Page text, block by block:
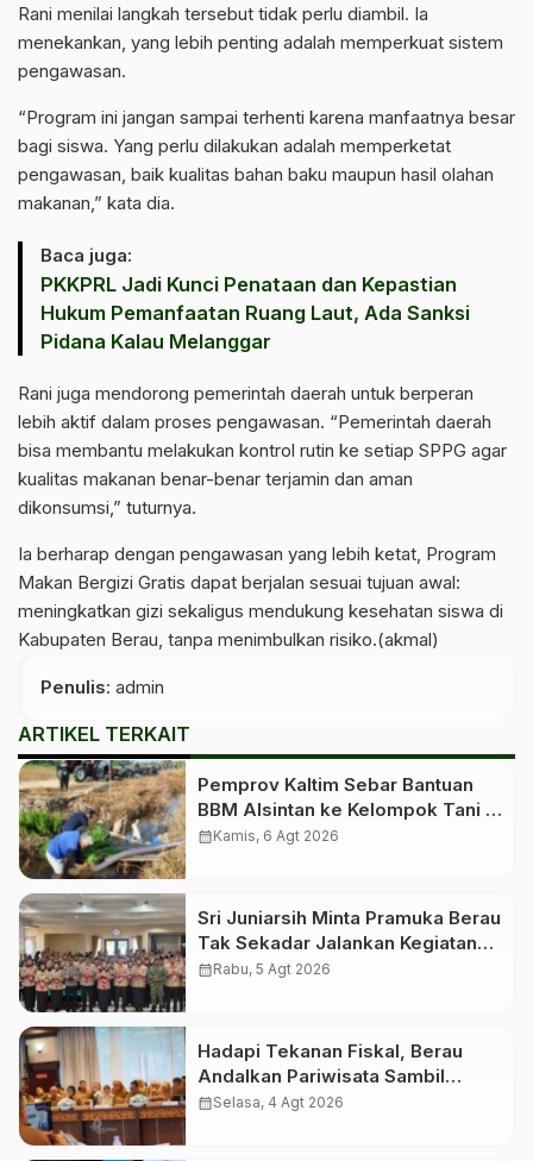
Rani menilai langkah tersebut tidak perlu diambil. Ia
menekankan, yang lebih penting adalah memperkuat sistem
pengawasan.
“Program ini jangan sampai terhenti karena manfaatnya besar
bagi siswa. Yang perlu dilakukan adalah memperketat
pengawasan, baik kualitas bahan baku maupun hasil olahan
makanan,” kata dia.
Baca juga:
PKKPRL Jadi Kunci Penataan dan Kepastian
Hukum Pemanfaatan Ruang Laut, Ada Sanksi
Pidana Kalau Melanggar
Rani juga mendorong pemerintah daerah untuk berperan
lebih aktif dalam proses pengawasan. “Pemerintah daerah
bisa membantu melakukan kontrol rutin ke setiap SPPG agar
kualitas makanan benar-benar terjamin dan aman
dikonsumsi,” tuturnya.
Ia berharap dengan pengawasan yang lebih ketat, Program
Makan Bergizi Gratis dapat berjalan sesuai tujuan awal:
meningkatkan gizi sekaligus mendukung kesehatan siswa di
Kabupaten Berau, tanpa menimbulkan risiko.(akmal)
Penulis: admin
ARTIKEL TERKAIT
Pemprov Kaltim Sebar Bantuan
BBM Alsintan ke Kelompok Tani di
10 Kabupaten dan Kota
calendar_monthKamis, 6 Agt 2026
Sri Juniarsih Minta Pramuka Berau
Tak Sekadar Jalankan Kegiatan
Seremonial
calendar_monthRabu, 5 Agt 2026
Hadapi Tekanan Fiskal, Berau
Andalkan Pariwisata Sambil
Menanti Dana Transfer Pusat
calendar_monthSelasa, 4 Agt 2026